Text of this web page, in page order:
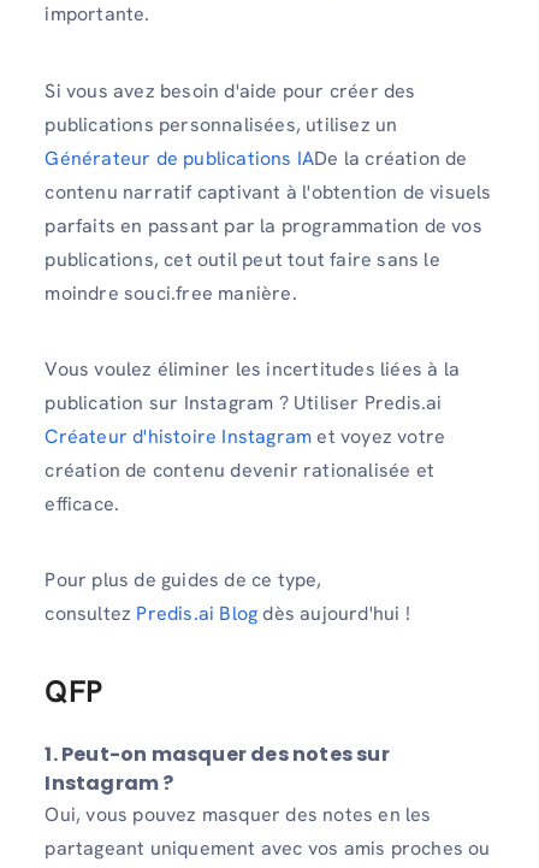
importante.
Si vous avez besoin d'aide pour créer des
publications personnalisées, utilisez un
Générateur de publications IADe la création de
contenu narratif captivant à l'obtention de visuels
parfaits en passant par la programmation de vos
publications, cet outil peut tout faire sans le
moindre souci.free manière.
Vous voulez éliminer les incertitudes liées à la
publication sur Instagram ? Utiliser Predis.ai
Créateur d'histoire Instagramet voyez votre
création de contenu devenir rationalisée et
efficace.
Pour plus de guides de ce type,
consultez Predis.ai Blogdès aujourd'hui !
QFP
1. Peut-on masquer des notes sur
Instagram ?
Oui, vous pouvez masquer des notes en les
partageant uniquement avec vos amis proches ou